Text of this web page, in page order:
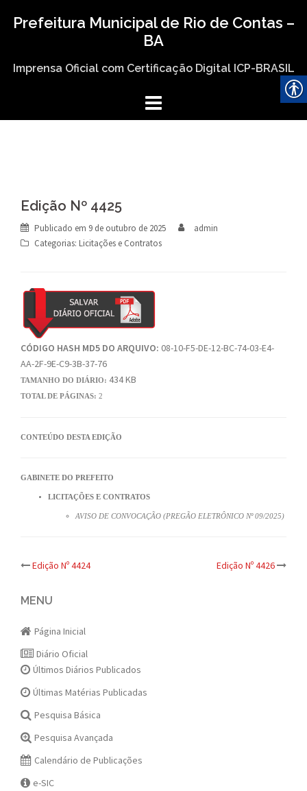
Prefeitura Municipal de Rio de Contas –
BA
Imprensa Oficial com Certificação Digital ICP-BRASIL
Edição Nº 4425
Publicado em 9 de outubro de 2025
admin
Categorias: Licitações e Contratos
CÓDIGO HASH MD5 DO ARQUIVO: 08-10-F5-DE-12-BC-74-03-E4-
AA-2F-9E-C9-3B-37-76
TAMANHO DO DIÁRIO: 434 KB
TOTAL DE PÁGINAS: 2
CONTEÚDO DESTA EDIÇÃO
GABINETE DO PREFEITO
LICITAÇÕES E CONTRATOS
AVISO DE CONVOCAÇÃO (PREGÃO ELETRÔNICO Nº 09/2025)
Post
navigation
Edição Nº 4424 Edição Nº 4426
MENU
Página Inicial
Diário Oficial
Últimos Diários Publicados
Últimas Matérias Publicadas
Pesquisa Básica
Pesquisa Avançada
Calendário de Publicações
e-SIC